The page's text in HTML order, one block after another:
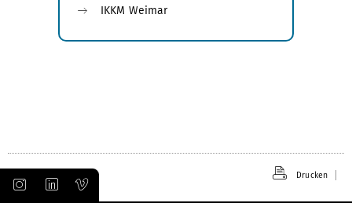
IKKM Weimar
Drucken